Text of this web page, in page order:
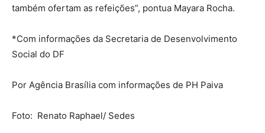
também ofertam as refeições”, pontua Mayara Rocha.
*Com informações da Secretaria de Desenvolvimento
Social do DF
Por Agência Brasília com informações de PH Paiva
Foto: Renato Raphael/ Sedes